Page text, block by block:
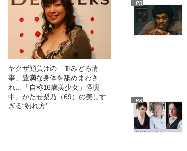
ヤクザ顔負けの「血みどろ情
事」豊満な身体を舐めまわさ
れ…「自称16歳美少女」怪演
中、かたせ梨乃（69）の美しす
ぎる“熟れ方”
PR
PR